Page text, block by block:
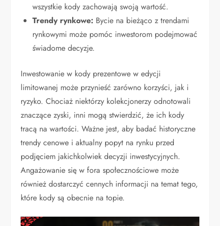
wszystkie kody zachowają swoją wartość.
Trendy rynkowe: Bycie na bieżąco z trendami
rynkowymi może pomóc inwestorom podejmować
świadome decyzje.
Inwestowanie w kody prezentowe w edycji
limitowanej może przynieść zarówno korzyści, jak i
ryzyko. Chociaż niektórzy kolekcjonerzy odnotowali
znaczące zyski, inni mogą stwierdzić, że ich kody
tracą na wartości. Ważne jest, aby badać historyczne
trendy cenowe i aktualny popyt na rynku przed
podjęciem jakichkolwiek decyzji inwestycyjnych.
Angażowanie się w fora społecznościowe może
również dostarczyć cennych informacji na temat tego,
które kody są obecnie na topie.